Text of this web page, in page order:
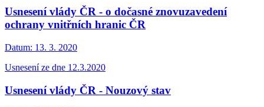
Usnesení vlády ČR - o dočasné znovuzavedení
ochrany vnitřních hranic ČR
Datum: 13. 3. 2020
Usnesení ze dne 12.3.2020
Usnesení vlády ČR - Nouzový stav